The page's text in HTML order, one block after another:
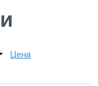
Цена